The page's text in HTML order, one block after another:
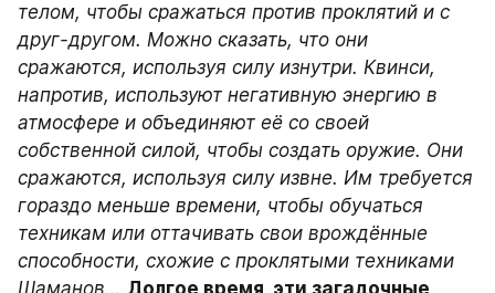
телом, чтобы сражаться против проклятий и с
друг-другом. Можно сказать, что они
сражаются, используя силу изнутри. Квинси,
напротив, используют негативную энергию в
атмосфере и объединяют её со своей
собственной силой, чтобы создать оружие. Они
сражаются, используя силу извне. Им требуется
гораздо меньше времени, чтобы обучаться
техникам или оттачивать свои врождённые
способности, схожие с проклятыми техниками
Шаманов... Долгое время, эти загадочные